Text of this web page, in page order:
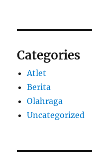
Categories
Atlet
Berita
Olahraga
Uncategorized